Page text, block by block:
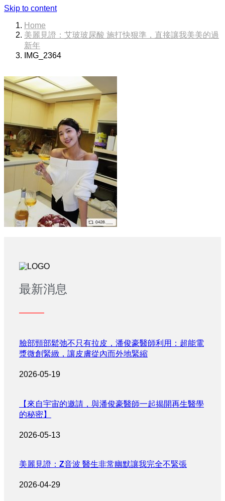
Skip to content
Home
美麗見證：艾玻玻尿酸 施打快狠準，直接讓我美美的過
新年
IMG_2364
最新消息
臉部頸部鬆弛不只有拉皮，潘俊豪醫師利用：超能電
漿微創緊緻，讓皮膚從內而外地緊縮
2026-05-19
【來自宇宙的邀請，與潘俊豪醫師一起揭開再生醫學
的秘密】
2026-05-13
美麗見證：Z音波 醫生非常幽默讓我完全不緊張
2026-04-29